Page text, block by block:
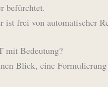
befürchtet.
frei von automatischer
mit Bedeutung?
Blick, eine